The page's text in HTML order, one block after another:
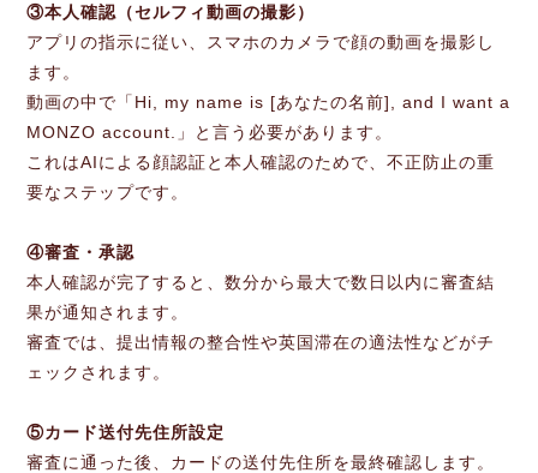
③本人確認（セルフィ動画の撮影）
アプリの指示に従い、スマホのカメラで顔の動画を撮影し
ます。
動画の中で「Hi, my name is [あなたの名前], and I want a
MONZO account.」と言う必要があります。
これはAIによる顔認証と本人確認のためで、不正防止の重
要なステップです。
④審査・承認
本人確認が完了すると、数分から最大で数日以内に審査結
果が通知されます。
審査では、提出情報の整合性や英国滞在の適法性などがチ
ェックされます。
⑤カード送付先住所設定
審査に通った後、カードの送付先住所を最終確認します。